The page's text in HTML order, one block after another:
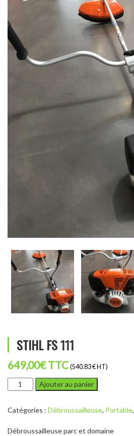
STIHL FS 111
649,00€TTC (540.83 € HT)
quantité
de
FS
Ajouter au panier
Catégories : Débroussailleuse, Portable,
Débroussailleuse parc et domaine